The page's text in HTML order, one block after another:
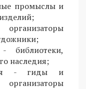
промыслы и
библиотеки,
наследия;
- гиды и